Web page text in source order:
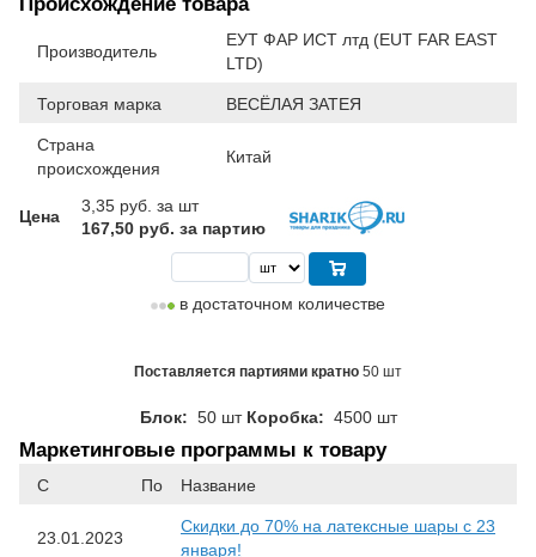
Производитель
ЕУТ ФАР ИСТ лтд (EUT FAR EAST
LTD)
Торговая марка ВЕСЁЛАЯ ЗАТЕЯ
Страна
происхождения
Китай
Цена
3,35 руб. за шт
167,50 руб. за партию
в достаточном количестве
Поставляется партиями кратно 50 шт
Блок: 50 шт Коробка: 4500 шт
Маркетинговые программы к товару
С По Название
23.01.2023
Скидки до 70% на латексные шары с 23
января!